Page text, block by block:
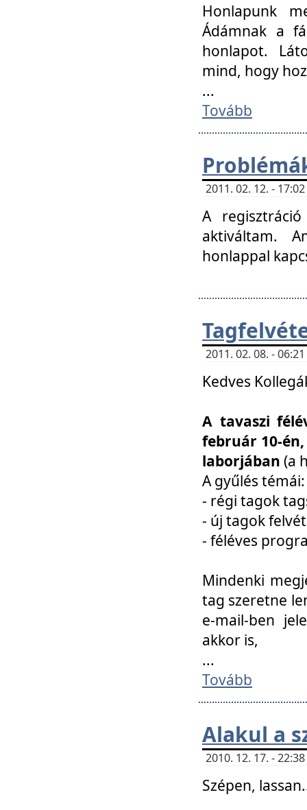
Honlapunk
Ádámnak a
honlapot.
mind, hogy
...
Tovább
2011. 02. 12. -
A
aktiváltam.
honlappal
2011. 02. 08. -
Kedves
A tavaszi
február 10-
laborjában (a
A gyűlés témái:
- régi tagok
- új tagok
- féléves
Mindenki
tag szeretne
e-mail-ben
akkor is,
...
Tovább
Alakul a
2010. 12. 17. -
Szépen,